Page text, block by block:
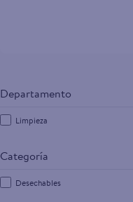
Limpieza
Desechables